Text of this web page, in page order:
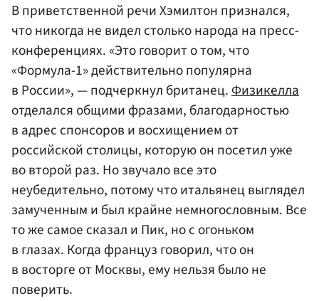
В приветственной речи Хэмилтон признался,
что никогда не видел столько народа на пресс-
конференциях. «Это говорит о том, что
«Формула-1» действительно популярна
в России», — подчеркнул британец.Физикелла
отделался общими фразами, благодарностью
в адрес спонсоров и восхищением от
российской столицы, которую он посетил уже
во второй раз. Но звучало все это
неубедительно, потому что итальянец выглядел
замученным и был крайне немногословным. Все
то же самое сказал и Пик, но с огоньком
в глазах. Когда француз говорил, что он
в восторге от Москвы, ему нельзя было не
поверить.